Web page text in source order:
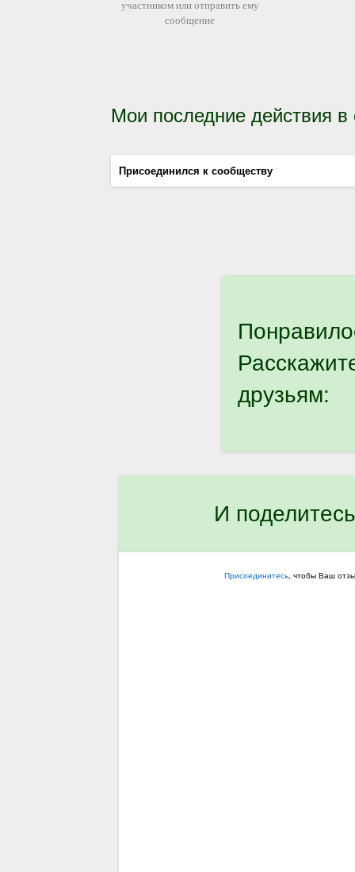
участником или отправить ему
сообщение
Мои последние действия
Присоединился к сообществу
друзьям:
И
Присоединитесь , чтобы Ваш